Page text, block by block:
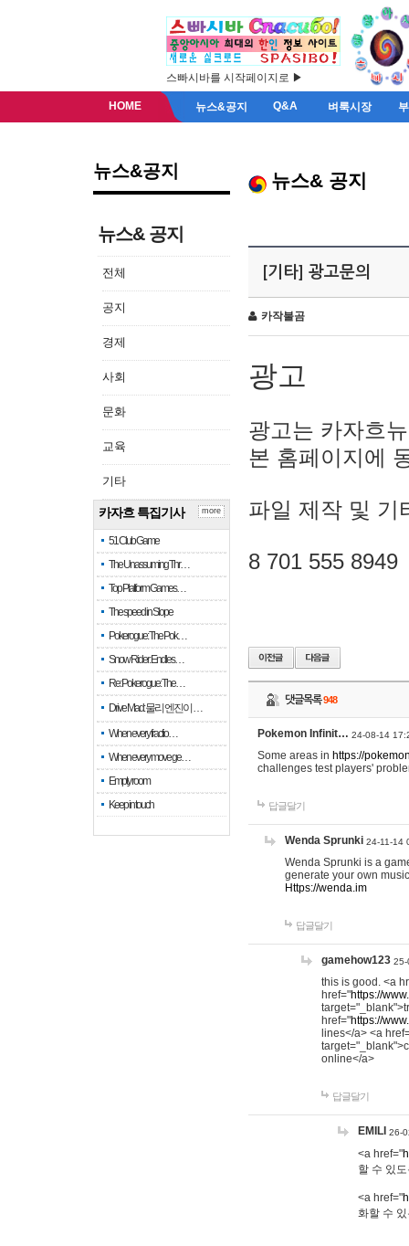
스빠시바를 시작페이지로 ▶
HOME 뉴스&공지 Q&A 벼룩시장
뉴스&공지
뉴스& 공지
전체
공지
경제
사회
문화
교육
기타
카자흐 특집기사
51 Club Game
The Unassuming Thr…
Top Platform Games…
The speed in Slope
Pokerogue: The Pok…
Snow Rider: Endles…
Re: Pokerogue: The…
Drive Mad: 물리 엔진이 …
When every fractio…
When every move ge…
Empty room
Keep in touch
more
뉴스& 공지
[기타] 광고문의
카작불곰
광고
광고는 카자흐
본 홈페이지에
파일 제작 및 기
8 701 555 8949
댓글목록948
Pokemon Infinit… 24-08-14
Some areas in https://
challenges test players'
답글달기
Wenda Sprunki 24-11-14
Wenda Sprunki is a
generate your own
Https://wenda.im
답글달기
gamehow123 25-
this is good. <a
href="https://
href="https://
lines</a> <a
online</a>
답글달기
EMILI 26-
<a href="
할 수 있
<a href="
화할 수